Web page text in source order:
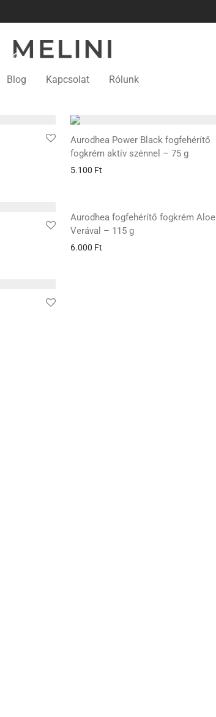
Blog Kapcsolat Rólunk
Aurodhea Power Black fogfehérítő
fogkrém aktív szénnel – 75 g
5.100 Ft
Aurodhea fogfehérítő fogkrém Aloe
Verával – 115 g
6.000 Ft